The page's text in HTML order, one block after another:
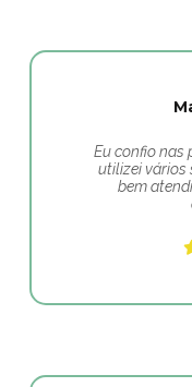
Eu confio nas
utilizei vários
bem